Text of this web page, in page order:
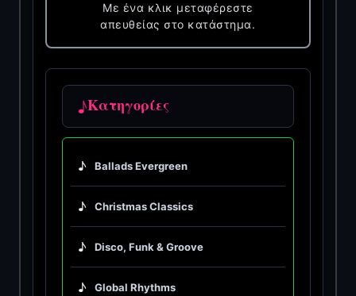
Με ένα κλικ μεταφέρεστε
απευθείας στο κατάστημα.
♪Κατηγορίες
♪ Ballads Evergreen
♪ Christmas Classics
♪ Disco, Funk & Groove
♪ Global Rhythms